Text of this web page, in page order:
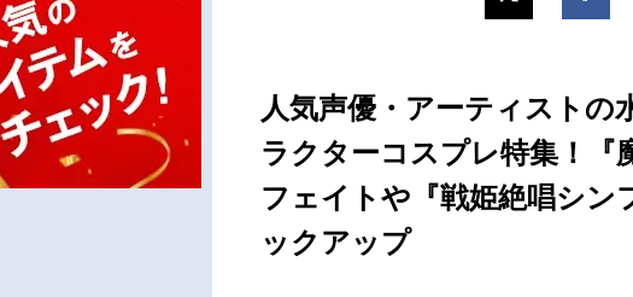
人気声優・アーティストの
ラクターコスプレ特集！『
フェイトや『戦姫絶唱シン
ックアップ